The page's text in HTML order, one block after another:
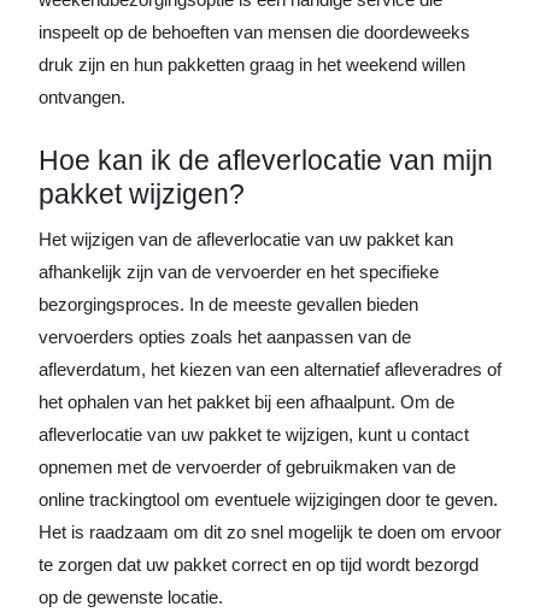
inspeelt op de behoeften van mensen die doordeweeks
druk zijn en hun pakketten graag in het weekend willen
ontvangen.
Hoe kan ik de afleverlocatie van mijn
pakket wijzigen?
Het wijzigen van de afleverlocatie van uw pakket kan
afhankelijk zijn van de vervoerder en het specifieke
bezorgingsproces. In de meeste gevallen bieden
vervoerders opties zoals het aanpassen van de
afleverdatum, het kiezen van een alternatief afleveradres of
het ophalen van het pakket bij een afhaalpunt. Om de
afleverlocatie van uw pakket te wijzigen, kunt u contact
opnemen met de vervoerder of gebruikmaken van de
online trackingtool om eventuele wijzigingen door te geven.
Het is raadzaam om dit zo snel mogelijk te doen om ervoor
te zorgen dat uw pakket correct en op tijd wordt bezorgd
op de gewenste locatie.